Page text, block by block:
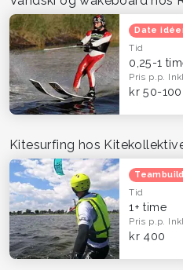
Date
Tid
0,25-1
Pris p.p.
kr 50-100
Kitesurfing hos
Tid
1+ time
Pris p.p.
kr 400